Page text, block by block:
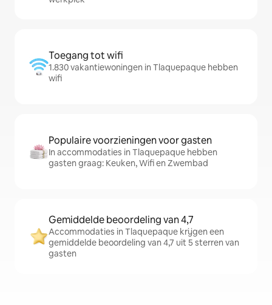
Toegang tot wifi
1.830 vakantiewoningen in Tlaquepaque hebben
wifi
Populaire voorzieningen voor gasten
In accommodaties in Tlaquepaque hebben
gasten graag: Keuken, Wifi en Zwembad
Gemiddelde beoordeling van 4,7
Accommodaties in Tlaquepaque krijgen een
gemiddelde beoordeling van 4,7 uit 5 sterren van
gasten